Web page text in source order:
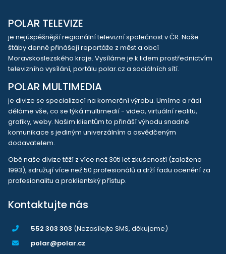
POLAR TELEVIZE
je nejúspěšnější regionální televizní společnost v ČR. Naše
štáby denně přinášejí reportáže z měst a obcí
Moravskoslezského kraje. Vysíláme je k lidem prostřednictvím
televizního vysílání, portálu polar.cz a sociálních sítí.
POLAR MULTIMEDIA
je divize se specializací na komerční výrobu. Umíme a rádi
děláme vše, co se týká multimedií - videa, virtuální realitu,
grafiky, weby. Našim klientům to přináší výhodu snadné
komunikace s jediným univerzálním a osvědčeným
dodavatelem.
Obě naše divize těží z více než 30ti let zkušeností (založeno
1993), sdružují více než 50 profesionálů a drží řadu ocenění za
profesionalitu a proklientský přístup.
Kontaktujte nás
552 303 303 (Nezasílejte SMS, děkujeme)
polar@polar.cz